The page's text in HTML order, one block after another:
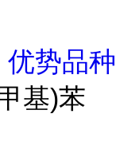
优势品种
基)苯